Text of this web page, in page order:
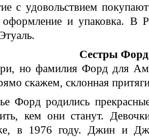
с удовольствием
и упаковка. В
Сестры Форд
но фамилия Форд для
скажем, склонная
Форд родились
кем они станут.
в 1976 году. Джин и